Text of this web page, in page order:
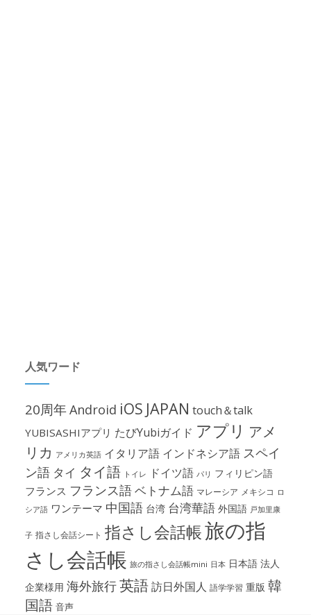
人気ワード
20周年Android iOS JAPAN touch＆talk
YUBISASHIアプリ たびYubiガイド アプリ アメ
リカ アメリカ英語 イタリア語 インドネシア語 スペイ
ン語 タイ タイ語 トイレ ドイツ語 パリ フィリピン語
フランス フランス語ベトナム語 マレーシア メキシコ ロ
シア語 ワンテーマ 中国語 台湾 台湾華語 外国語 戸加里康
子 指さし会話シート 指さし会話帳旅の指
さし会話帳 旅の指さし会話帳mini 日本 日本語 法人
企業様用 海外旅行英語訪日外国人 語学学習 重版 韓
国語 音声